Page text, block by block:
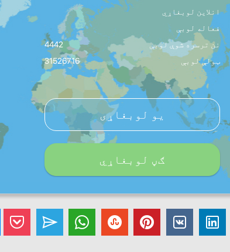
انلاین لوبغاړي
فعاله لوبې
نن ترسره شوې لوبې
4442
ټولې لوبې
31526716
یو لوبغاړی
ګڼ لوبغاړي